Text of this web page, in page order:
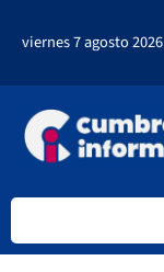
viernes 7 agosto 2026